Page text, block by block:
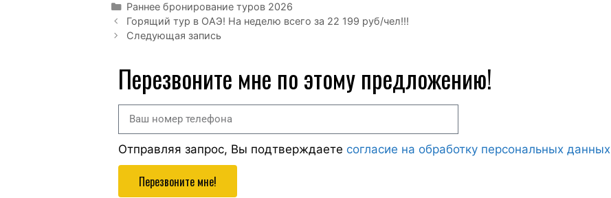
Раннее бронирование туров 2026
Горящий тур в ОАЭ! На неделю всего за 22 199 руб/чел!!!
Следующая запись
Перезвоните мне по этому предложению!
Отправляя запрос, Вы подтверждаете согласие на обработку персональных данных
Перезвоните мне!